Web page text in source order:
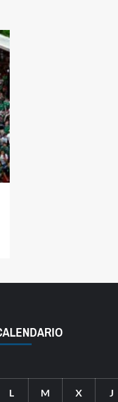
L M X J